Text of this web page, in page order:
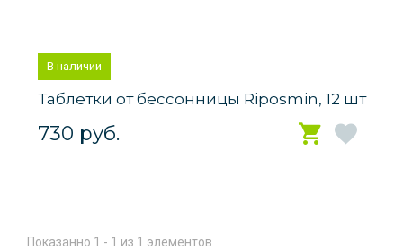
В наличии
Таблетки от бессонницы Riposmin, 12 шт
730 руб.
Показанно 1 - 1 из 1 элементов